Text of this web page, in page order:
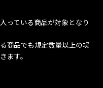
っている商品が対象となり
商品でも規定数量以上の場
ます。